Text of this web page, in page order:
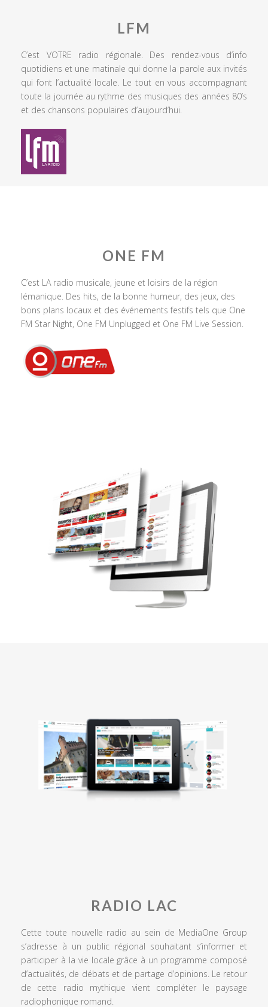
LFM
C’est VOTRE radio régionale. Des rendez-vous d’info
quotidiens et une matinale qui donne la parole aux invités
qui font l’actualité locale. Le tout en vous accompagnant
toute la journée au rythme des musiques des années 80’s
et des chansons populaires d’aujourd’hui.
ONE FM
C’est LA radio musicale, jeune et loisirs de la région
lémanique. Des hits, de la bonne humeur, des jeux, des
bons plans locaux et des événements festifs tels que One
FM Star Night, One FM Unplugged et One FM Live Session.
RADIO LAC
Cette toute nouvelle radio au sein de MediaOne Group
s’adresse à un public régional souhaitant s’informer et
participer à la vie locale grâce à un programme composé
d’actualités, de débats et de partage d’opinions. Le retour
de cette radio mythique vient compléter le paysage
radiophonique romand.